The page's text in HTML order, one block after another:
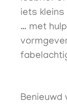
iets
… met
Benieuwd